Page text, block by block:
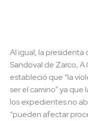
Al igual, la presidenta
Sandoval de Zarco,
estableció que “la
ser el camino” ya
los expedientes no
“pueden afectar